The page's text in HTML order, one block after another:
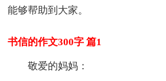
能够帮助到大家。
书信的作文300字 篇1
敬爱的妈妈：